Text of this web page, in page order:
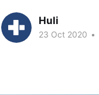
Huli
23 Oct 2020 •